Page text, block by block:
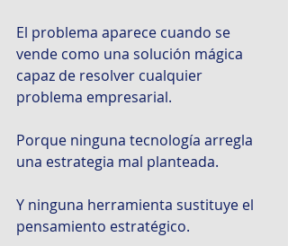
El problema aparece cuando se
vende como una solución mágica
capaz de resolver cualquier
problema empresarial.
Porque ninguna tecnología arregla
una estrategia mal planteada.
Y ninguna herramienta sustituye el
pensamiento estratégico.